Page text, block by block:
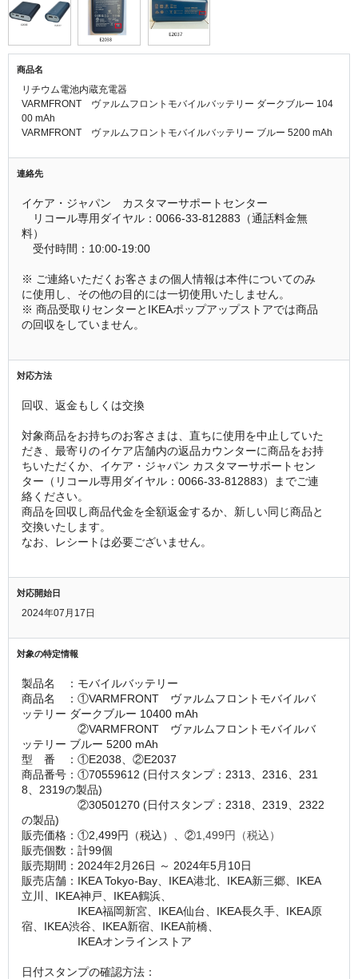
商品名
リチウム電池内蔵充電器
VARMFRONT ヴァルムフロントモバイルバッテリー ダークブルー 104
00 mAh
VARMFRONT ヴァルムフロントモバイルバッテリー ブルー 5200 mAh
連絡先
イケア・ジャパン　カスタマーサポートセンター
リコール専用ダイヤル：0066-33-812883（通話料金無
料）
受付時間：10:00-19:00
※ ご連絡いただくお客さまの個人情報は本件についてのみ
に使用し、その他の目的には一切使用いたしません。
※ 商品受取りセンターとIKEAポップアップストアでは商品
の回収をしていません。
対応方法
回収、返金もしくは交換
対象商品をお持ちのお客さまは、直ちに使用を中止していた
だき、最寄りのイケア店舗内の返品カウンターに商品をお持
ちいただくか、イケア・ジャパン カスタマーサポートセン
ター（リコール専用ダイヤル：0066-33-812883）までご連
絡ください。
商品を回収し商品代金を全額返金するか、新しい同じ商品と
交換いたします。
なお、レシートは必要ございません。
対応開始日
2024年07月17日
対象の特定情報
製品名　：モバイルバッテリー
商品名　：①VARMFRONT　ヴァルムフロントモバイルバ
ッテリー ダークブルー 10400 mAh
②VARMFRONT　ヴァルムフロントモバイルバ
ッテリー ブルー 5200 mAh
型　番　：①E2038、②E2037
商品番号：①70559612 (日付スタンプ：2313、2316、231
8、2319の製品)
②30501270 (日付スタンプ：2318、2319、2322
の製品)
販売価格：①2,499円（税込）、②1,499円（税込）
販売個数：計99個
販売期間：2024年2月26日 ～ 2024年5月10日
販売店舗：IKEA Tokyo-Bay、IKEA港北、IKEA新三郷、IKEA
立川、IKEA神戸、IKEA鶴浜、
IKEA福岡新宮、IKEA仙台、IKEA長久手、IKEA原
宿、IKEA渋谷、IKEA新宿、IKEA前橋、
IKEAオンラインストア
日付スタンプの確認方法：